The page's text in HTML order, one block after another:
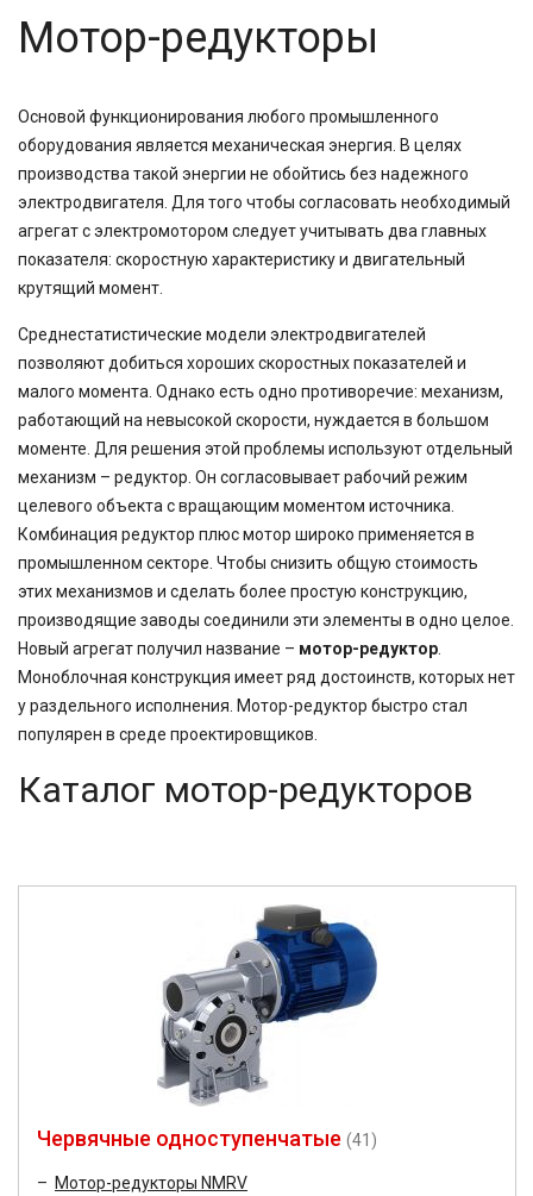
Мотор-редукторы
Основой функционирования любого промышленного
оборудования является механическая энергия. В целях
производства такой энергии не обойтись без надежного
электродвигателя. Для того чтобы согласовать необходимый
агрегат с электромотором следует учитывать два главных
показателя: скоростную характеристику и двигательный
крутящий момент.
Среднестатистические модели электродвигателей
позволяют добиться хороших скоростных показателей и
малого момента. Однако есть одно противоречие: механизм,
работающий на невысокой скорости, нуждается в большом
моменте. Для решения этой проблемы используют отдельный
механизм – редуктор. Он согласовывает рабочий режим
целевого объекта с вращающим моментом источника.
Комбинация редуктор плюс мотор широко применяется в
промышленном секторе. Чтобы снизить общую стоимость
этих механизмов и сделать более простую конструкцию,
производящие заводы соединили эти элементы в одно целое.
Новый агрегат получил название – мотор-редуктор
Моноблочная конструкция имеет ряд достоинств, которых нет
у раздельного исполнения. Мотор-редуктор быстро стал
популярен в среде проектировщиков.
Каталог мотор-редукторов
Червячные одноступенчатые (41)
Мотор-редукторы NMRV